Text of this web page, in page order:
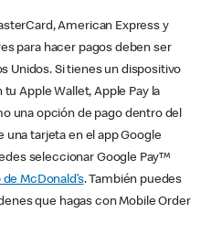
American Express y
para hacer pagos deben ser
Unidos. Si tienes un dispositivo
Apple Wallet, Apple Pay la
una opción de pago dentro del
una tarjeta en el app Google
seleccionar Google Pay™
de McDonald’s. También puedes
que hagas con Mobile Order